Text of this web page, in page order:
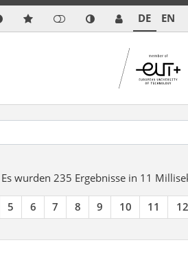
DE EN
Es wurden 235 Ergebnisse in 11
5 6 7 8 9 10 11 12